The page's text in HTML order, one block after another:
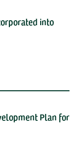
into
Plan for